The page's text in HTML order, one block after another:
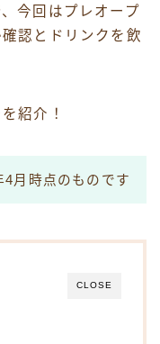
今回はプレオープ
認とドリンクを飲
紹介！
月時点のものです
CLOSE